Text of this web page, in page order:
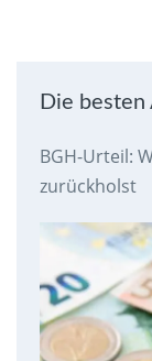
Die besten
BGH-Urteil:
zurückholst